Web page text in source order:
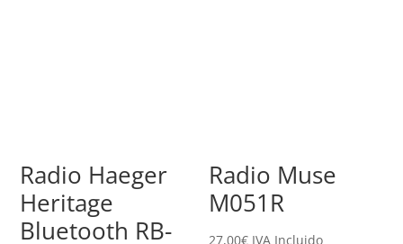
Radio Haeger
Heritage
Bluetooth RB-
Radio Muse
M051R
27,00€ IVA Incluido